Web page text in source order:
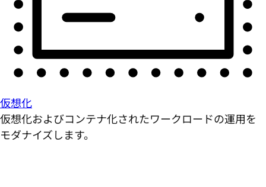
仮想化
仮想化およびコンテナ化されたワークロードの運用を
モダナイズします。